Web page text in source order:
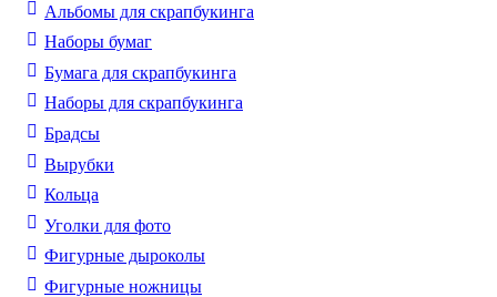
Альбомы для скрапбукинга
Наборы бумаг
Бумага для скрапбукинга
Наборы для скрапбукинга
Брадсы
Вырубки
Кольца
Уголки для фото
Фигурные дыроколы
Фигурные ножницы